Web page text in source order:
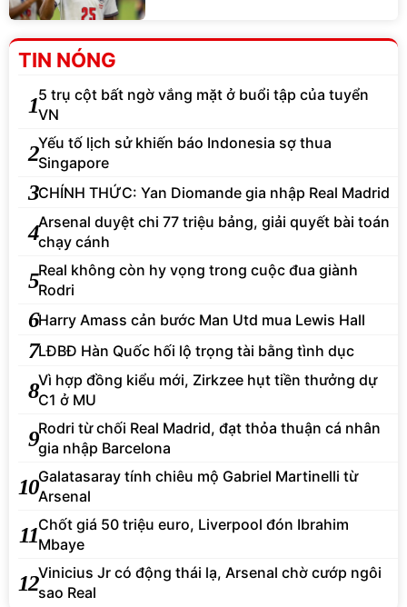
TIN NÓNG
15 trụ cột bất ngờ vắng mặt ở buổi tập của tuyển
VN
2Yếu tố lịch sử khiến báo Indonesia sợ thua
Singapore
3CHÍNH THỨC: Yan Diomande gia nhập Real Madrid
4Arsenal duyệt chi 77 triệu bảng, giải quyết bài toán
chạy cánh
5Real không còn hy vọng trong cuộc đua giành
Rodri
6Harry Amass cản bước Man Utd mua Lewis Hall
7LĐBĐ Hàn Quốc hối lộ trọng tài bằng tình dục
8Vì hợp đồng kiểu mới, Zirkzee hụt tiền thưởng dự
C1 ở MU
9Rodri từ chối Real Madrid, đạt thỏa thuận cá nhân
gia nhập Barcelona
10Galatasaray tính chiêu mộ Gabriel Martinelli từ
Arsenal
11Chốt giá 50 triệu euro, Liverpool đón Ibrahim
Mbaye
12Vinicius Jr có động thái lạ, Arsenal chờ cướp ngôi
sao Real